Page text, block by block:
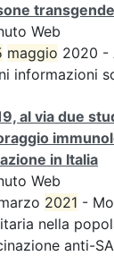
Web
maggio 2020 -
informazioni
al via due
in Italia
Web
2021 -
nella
anti-